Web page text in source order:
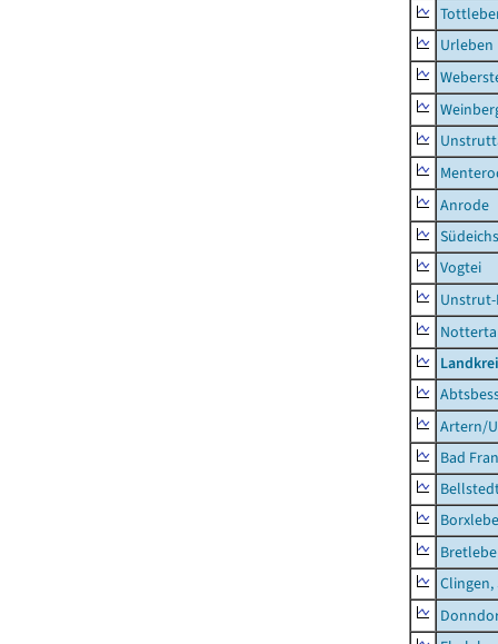
Urleben
Anrode
Vogtei
Artern/
Bad